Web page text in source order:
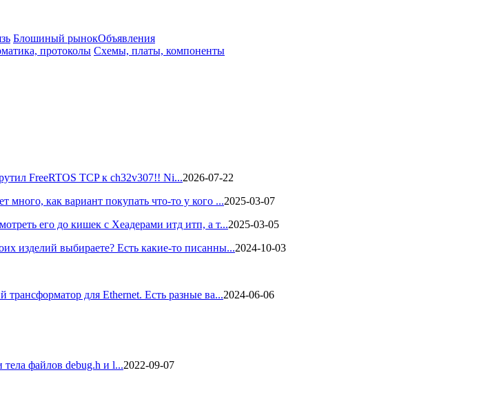
Блошиный рынокОбъявления
протоколы Схемы, платы, компоненты
FreeRTOS TCP к ch32v307!! Ni...2026-07-22
много, как вариант покупать что-то у кого ...2025-03-07
его до кишек с Хеадерами итд итп, а т...2025-03-05
изделий выбираете? Есть какие-то писанны...2024-10-03
для Ethernet. Есть разные ва...2024-06-06
файлов debug.h и l...2022-09-07